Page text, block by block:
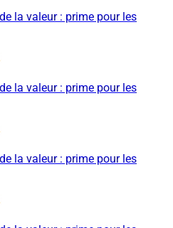
la valeur : prime pour les
la valeur : prime pour les
la valeur : prime pour les